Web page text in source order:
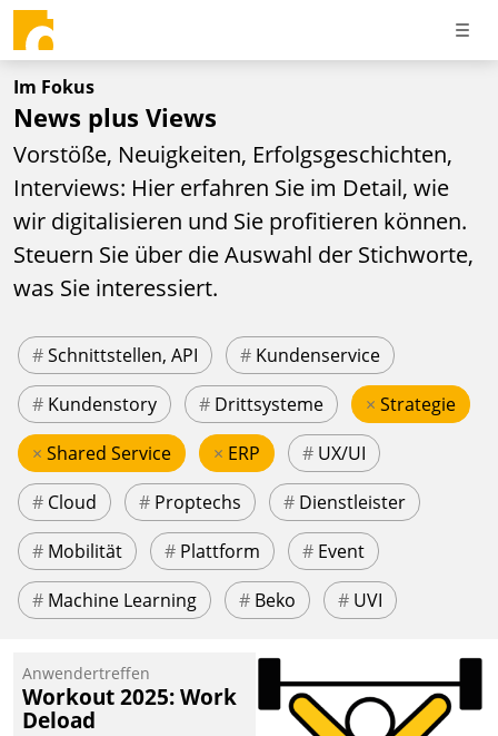
Im Fokus
News plus Views
Vorstöße, Neuigkeiten, Erfolgsgeschichten,
Interviews: Hier erfahren Sie im Detail, wie
wir digitalisieren und Sie profitieren können.
Steuern Sie über die Auswahl der Stichworte,
was Sie interessiert.
#Schnittstellen, API # Kundenservice
# Kundenstory # Drittsysteme × Strategie
× Shared Service × ERP # UX/UI
# Cloud # Proptechs # Dienstleister
# Mobilität # Plattform # Event
# Machine Learning # Beko # UVI
Anwendertreffen
Workout 2025: Work
Deload